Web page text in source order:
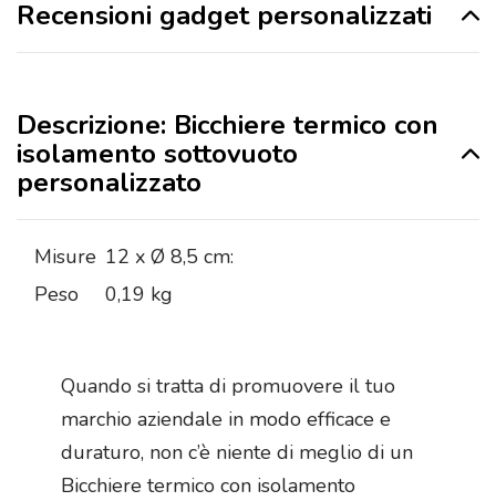
Recensioni gadget personalizzati
Descrizione: Bicchiere termico con
isolamento sottovuoto
personalizzato
Misure 12 x Ø 8,5 cm:
Peso
0,19 kg
Quando si tratta di promuovere il tuo
marchio aziendale in modo efficace e
duraturo, non c’è niente di meglio di un
Bicchiere termico con isolamento